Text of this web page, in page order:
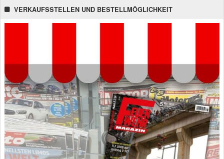
VERKAUFSSTELLEN UND BESTELLMÖGLICHKEIT